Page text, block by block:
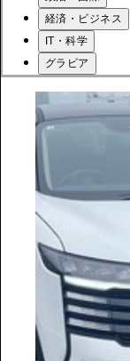
経済・ビジネス
IT・科学
グラビア